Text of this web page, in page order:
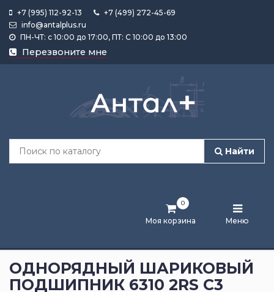
+7 (995) 112-92-13
+7 (499) 272-45-69
info@antalplus.ru
ПН-ЧТ: с 10:00 до 17:00, ПТ: С 10:00 до 13:00
Перезвоните мне
Найти
Моя корзина
0
Меню
Каталог
продукции
Лента
и
статьи
ОДНОРЯДНЫЙ ШАРИКОВЫЙ
ПОДШИПНИК 6310 2RS C3